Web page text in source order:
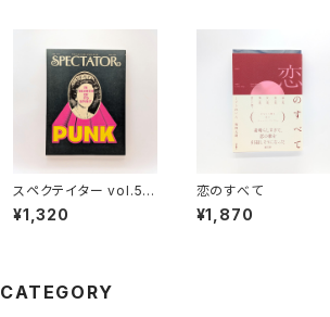
スペクテイター vol.54
パンクの正体
¥1,320
恋のすべて
¥1,870
CATEGORY